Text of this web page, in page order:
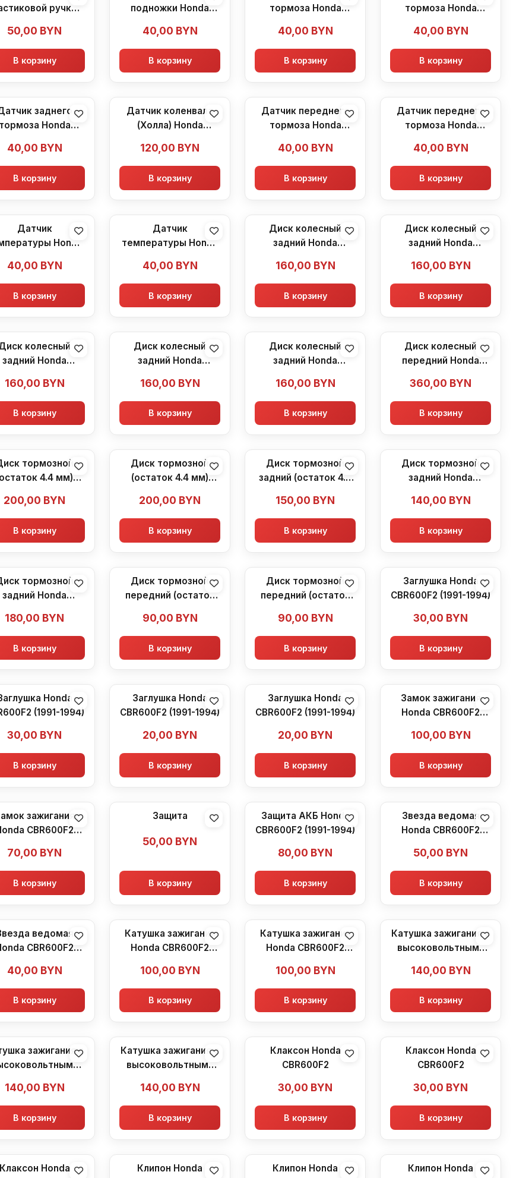
ручкой
(1991-1994)
50,00 BYN
В корзину
подножки Honda
40,00 BYN
В корзину
тормоза Honda
40,00 BYN
В корзину
тормоза Honda
40,00 BYN
В корзину
заднего
Honda
40,00 BYN
В корзину
Датчик коленвала
(Холла) Honda
120,00 BYN
В корзину
Датчик переднего
тормоза Honda
40,00 BYN
В корзину
Датчик переднего
тормоза Honda
40,00 BYN
В корзину
Датчик
Honda
40,00 BYN
В корзину
Датчик
температуры Honda
40,00 BYN
В корзину
Диск колесный
задний Honda
160,00 BYN
В корзину
Диск колесный
задний Honda
160,00 BYN
В корзину
колесный
задний Honda
160,00 BYN
В корзину
Диск колесный
задний Honda
160,00 BYN
В корзину
Диск колесный
задний Honda
160,00 BYN
В корзину
Диск колесный
передний Honda
360,00 BYN
В корзину
тормозной
4.4 мм)
(1991-1994)
200,00 BYN
В корзину
Диск тормозной
(остаток 4.4 мм)
(1991-1994)
200,00 BYN
В корзину
Диск тормозной
задний (остаток 4.8
(1991-1994)
150,00 BYN
В корзину
Диск тормозной
задний Honda
140,00 BYN
В корзину
тормозной
задний Honda
180,00 BYN
В корзину
Диск тормозной
передний (остаток
CBR600F2 (1991-1994)
90,00 BYN
В корзину
Диск тормозной
передний (остаток
CBR600F2 (1991-1994)
90,00 BYN
В корзину
Заглушка Honda
CBR600F2 (1991-1994)
30,00 BYN
В корзину
Honda
(1991-1994)
30,00 BYN
В корзину
Заглушка Honda
CBR600F2 (1991-1994)
20,00 BYN
В корзину
Заглушка Honda
CBR600F2 (1991-1994)
20,00 BYN
В корзину
Замок зажигания
Honda CBR600F2
100,00 BYN
В корзину
зажигания
CBR600F2
70,00 BYN
В корзину
Защита
50,00 BYN
В корзину
Защита АКБ Honda
CBR600F2 (1991-1994)
80,00 BYN
В корзину
Звезда ведомая
Honda CBR600F2
50,00 BYN
В корзину
ведомая
CBR600F2
40,00 BYN
В корзину
Катушка зажигания
Honda CBR600F2
100,00 BYN
В корзину
Катушка зажигания
Honda CBR600F2
100,00 BYN
В корзину
Катушка зажигания с
высоковольтными
CBR600F2 (1991-1994)
140,00 BYN
В корзину
зажигания с
(1991-1994)
140,00 BYN
В корзину
Катушка зажигания с
высоковольтными
CBR600F2 (1991-1994)
140,00 BYN
В корзину
Клаксон Honda
CBR600F2
30,00 BYN
В корзину
Клаксон Honda
CBR600F2
30,00 BYN
В корзину
Honda
Клипон Honda
Клипон Honda
Клипон Honda